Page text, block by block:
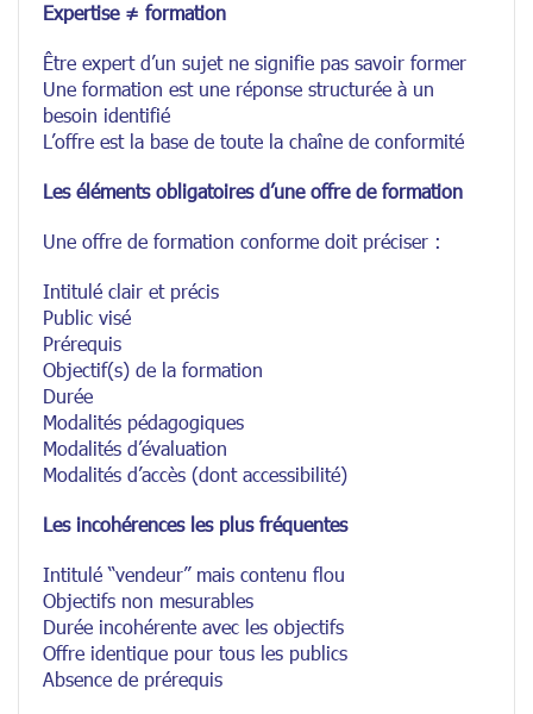
Expertise ≠ formation
Être expert d’un sujet ne signifie pas savoir former
Une formation est une réponse structurée à un
besoin identifié
L’offre est la base de toute la chaîne de conformité
Les éléments obligatoires d’une offre de formation
Une offre de formation conforme doit préciser :
Intitulé clair et précis
Public visé
Prérequis
Objectif(s) de la formation
Durée
Modalités pédagogiques
Modalités d’évaluation
Modalités d’accès (dont accessibilité)
Les incohérences les plus fréquentes
Intitulé “vendeur” mais contenu flou
Objectifs non mesurables
Durée incohérente avec les objectifs
Offre identique pour tous les publics
Absence de prérequis